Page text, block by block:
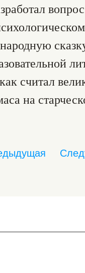
считал
на